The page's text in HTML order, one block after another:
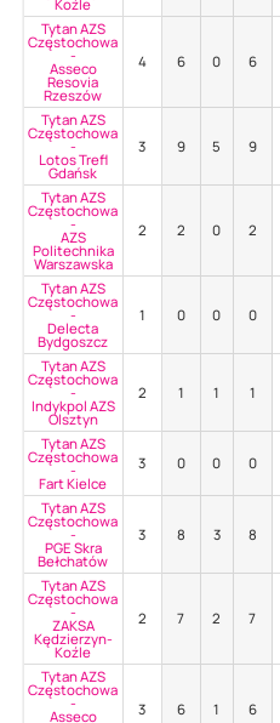
Koźle
Tytan AZS
Częstochowa
-
Asseco
Resovia
Rzeszów
4 6 0 6
Tytan AZS
Częstochowa
-
Lotos Trefl
Gdańsk
3 9 5 9
Tytan AZS
Częstochowa
-
AZS
Politechnika
Warszawska
2 2 0 2
Tytan AZS
Częstochowa
-
Delecta
Bydgoszcz
1 0 0 0
Tytan AZS
Częstochowa
-
Indykpol AZS
Olsztyn
2 1 1 1
Tytan AZS
Częstochowa
-
Fart Kielce
3 0 0 0
Tytan AZS
Częstochowa
-
PGE Skra
Bełchatów
3 8 3 8
Tytan AZS
Częstochowa
-
ZAKSA
Kędzierzyn-
Koźle
2 7 2 7
Tytan AZS
Częstochowa
-
Asseco 3 6 1 6